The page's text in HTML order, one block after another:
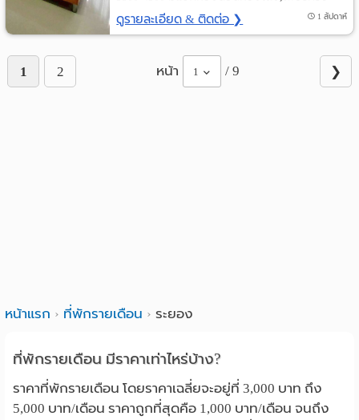
ดูรายละเอียด & ติดต่อ ❯ 1 สัปดาห์
1 2 หน้า 1 / 9 ❯
หน้าแรก ที่พักรายเดือน ระยอง
ที่พักรายเดือน มีราคาเท่าไหร่บ้าง?
ราคาที่พักรายเดือน โดยราคาเฉลี่ยจะอยู่ที่ 3,000 บาท ถึง
5,000 บาท/เดือน ราคาถูกที่สุดคือ 1,000 บาท/เดือน จนถึง